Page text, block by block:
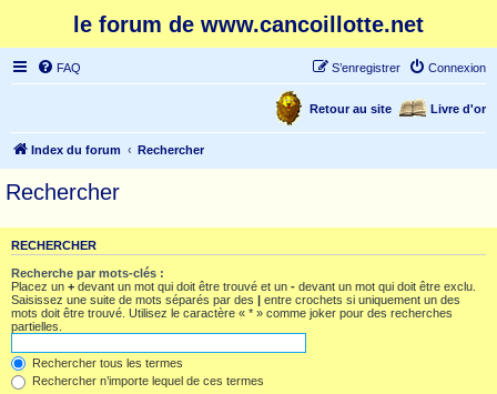
le forum de www.cancoillotte.net
FAQ Connexion
S’enregistrer
Livre d'or
Retour au site
Index du forum Rechercher
Rechercher
RECHERCHER
Recherche par mots-clés :
Placez un + devant un mot qui doit être trouvé et un - devant un mot qui doit être exclu.
Saisissez une suite de mots séparés par des | entre crochets si uniquement un des
mots doit être trouvé. Utilisez le caractère « * » comme joker pour des recherches
partielles.
Rechercher tous les termes
Rechercher n’importe lequel de ces termes